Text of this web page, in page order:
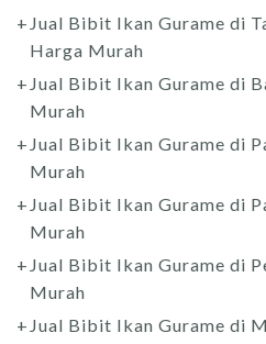
Jual Bibit Ikan Gurame di
Harga Murah
Jual Bibit Ikan Gurame di
Murah
Jual Bibit Ikan Gurame di
Murah
Jual Bibit Ikan Gurame di
Murah
Jual Bibit Ikan Gurame di
Murah
Jual Bibit Ikan Gurame di